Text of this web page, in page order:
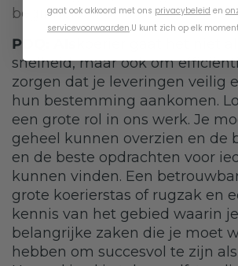
beginnen?
PDQ: Als
snelheid, maar ook om
zorgen dat je leveringen veilig
hun bestemming aankomen.
een grote rol in ons werk. Je
geheel kunnen overzien en de
en de beste opdrachten voor
kunnen vinden. Een
grote koerierstas of rugzak en
kennis van het gebied waarin
belangrijke zaken die je moet
hebben om succesvol te zijn
gaat ook akkoord met ons privacybeleid en
servicevoorwaarden.U kunt zich op elk